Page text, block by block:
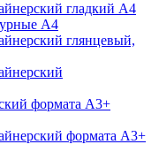
гладкий А4
А4
глянцевый,
формата А3+
формата А3+